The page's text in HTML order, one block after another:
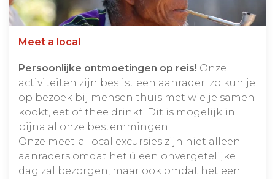
Meet a local
Persoonlijke ontmoetingen op reis! Onze
activiteiten zijn beslist een aanrader: zo kun je
op bezoek bij mensen thuis met wie je samen
kookt, eet of thee drinkt. Dit is mogelijk in
bijna al onze bestemmingen.
Onze meet-a-local excursies zijn niet alleen
aanraders omdat het ú een onvergetelijke
dag zal bezorgen, maar ook omdat het een